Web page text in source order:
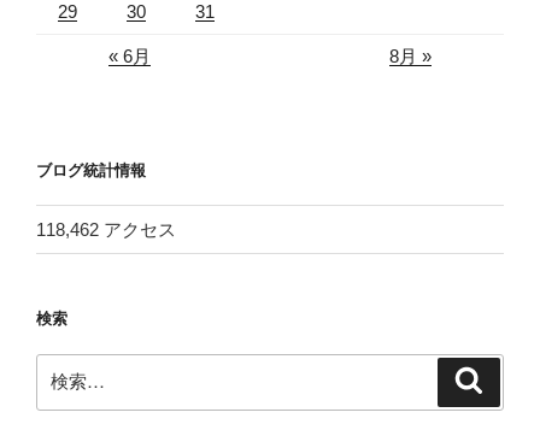
29 30 31
« 6月 8月 »
ブログ統計情報
118,462 アクセス
検索
索: